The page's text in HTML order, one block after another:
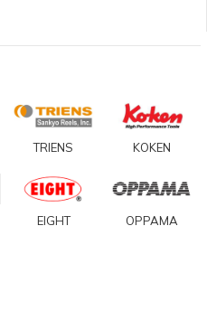
TRIENS KOKEN
EIGHT OPPAMA